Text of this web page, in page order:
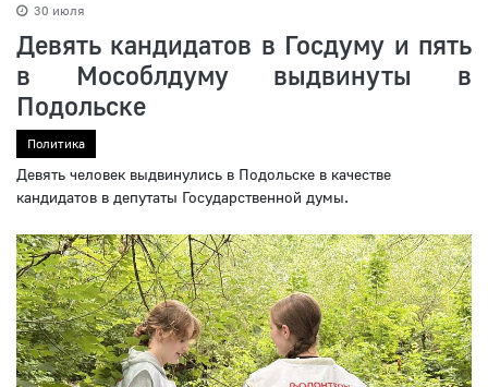
30 июля
Девять кандидатов в Госдуму и пять
в Мособлдуму выдвинуты в
Подольске
Политика
Девять человек выдвинулись в Подольске в качестве
кандидатов в депутаты Государственной думы.